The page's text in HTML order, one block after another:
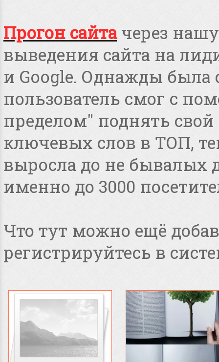
Прогон сайта через
выведения сайта на
и Google. Однажды была
пользователь смог с
пределом" поднять свой
ключевых слов в ТОП,
выросла до не бывалых
именно до 3000
Что тут можно ещё
регистрируйтесь в